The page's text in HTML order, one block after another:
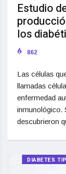
Estudio
los
862
Las células
llamadas
enfermedad
inmunológico.
descubrieron
DIABETES